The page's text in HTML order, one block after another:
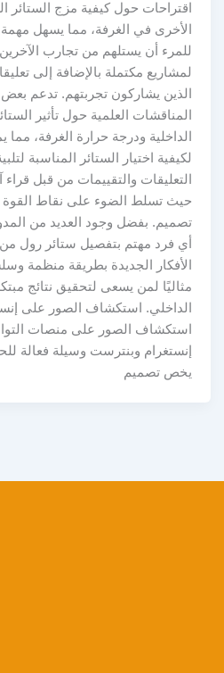
اقتراحات حول كيفية مزج الستائر
الأخرى في الغرفة، مما يسهل مهمة
للمرء أن يستلهم من تجارب
لمشاريع مكتملة بالإضافة إلى
الذين يشاركون تجربتهم. تدعم بعض
المناقشات العلمية حول تأثير
الداخلية ودرجة حرارة الغرفة، مما
لكيفية اختيار الستائر المناسبة
التعليقات والتقييمات من قبل قراء
حيث تسلط الضوء على نقاط القوة
تصميم. بفضل وجود العديد من
أي فرد مهتم بتفصيل ستائر رول من
الأفكار الجديدة بطريقة منظمة
مثاليًا لمن يسعى لتحقيق نتائج
الداخلي. استكشاف الصور على
استكشاف الصور على منصات
إنستغرام وبنترست وسيلة فعالة
يخص تصميم